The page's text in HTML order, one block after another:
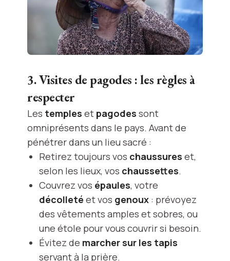
3. Visites de pagodes : les règles à
respecter
Les temples et pagodes sont
omniprésents dans le pays. Avant de
pénétrer dans un lieu sacré :
Retirez toujours vos chaussures et,
selon les lieux, vos chaussettes.
Couvrez vos épaules, votre
décolleté et vos genoux: prévoyez
des vêtements amples et sobres, ou
une étole pour vous couvrir si besoin.
Évitez de marcher sur les tapis
servant à la prière.